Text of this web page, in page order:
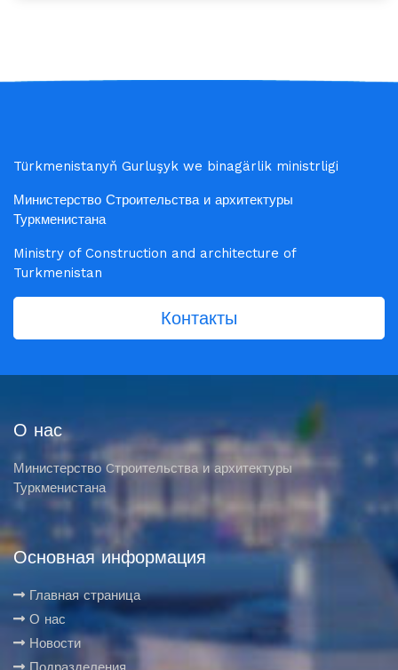
Türkmenistanyň Gurluşyk we binagärlik ministrligi
Министерство Строительства и архитектуры
Туркменистана
Ministry of Construction and architecture of
Turkmenistan
Контакты
О нас
Министерство Cтроительства и архитектуры
Туркменистана
Основная информация
Главная страница
О нас
Новости